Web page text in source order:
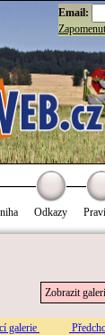
Email:
Odkazy
Zobrazit
galerie